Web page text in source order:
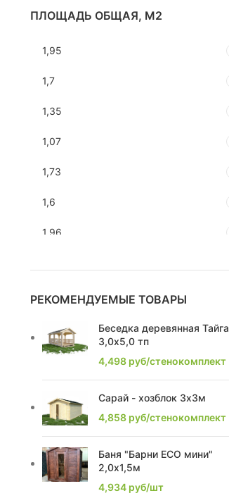
ПЛОЩАДЬ ОБЩАЯ, М2
1,95
1,7
1,35
1,07
1,73
1,6
1,96
1,81
2,52
2,76
2,28
2,4
РЕКОМЕНДУЕМЫЕ ТОВАРЫ
Беседка деревянная Тайга
3,0х5,0 тп
4,498 руб/стенокомплект
Сарай - хозблок 3х3м
4,858 руб/стенокомплект
Баня "Барни ECO мини"
2,0х1,5м
4,934 руб/шт